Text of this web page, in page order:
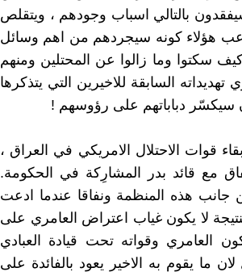
بالتالي اسباب وجودهم ، ويتقلص
يرعب هؤلاء كونه سيجردهم من اهم وسائل
كيف سكتوا وما زالوا عن المحتلين ومنهم
السابقة للاخيرين التي يتذكرها
سيكسّر دباباتهم على رؤوسهم !
قوات الاحتلال الامريكي في العراق ،
مع قائد بدر المشارِكة في الحكومة.
جانب هذه المنظمة ونفاقا عندما ادعت
لا يكون غياب اعتراض العامري على
العامري وقواته تحت قيادة العبادي
ما يقوم به الاخير يعود بالفائدة على